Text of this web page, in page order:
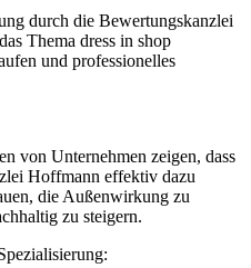
durch die Bewertungskanzlei
Thema dress in shop
und professionelles
von Unternehmen zeigen, dass
Hoffmann effektiv dazu
die Außenwirkung zu
zu steigern.